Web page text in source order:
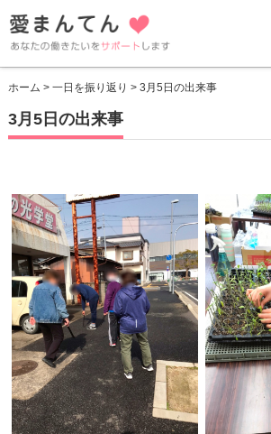
ホーム > 一日を振り返り > 3月5日の出来事
3月5日の出来事